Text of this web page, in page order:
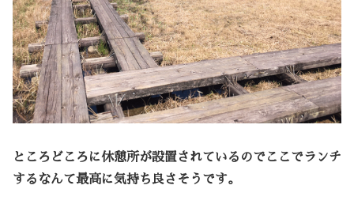
ところどころに休憩所が設置されているのでここでランチ
するなんて最高に気持ち良さそうです。